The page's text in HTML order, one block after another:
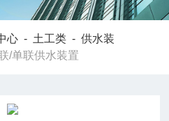
心 - 土工类 -供水装
/单联供水装置